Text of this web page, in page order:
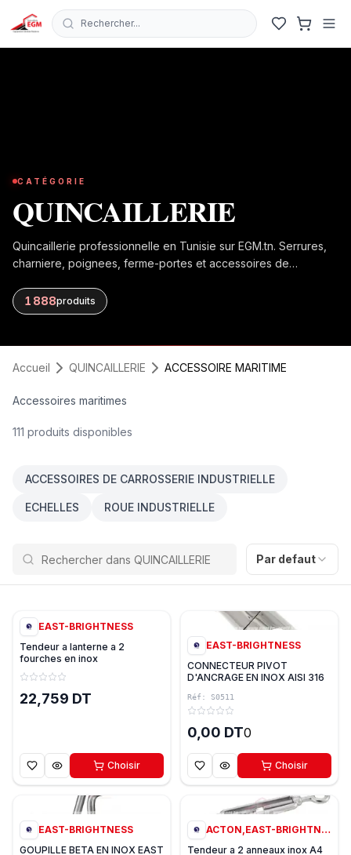
Rechercher...
CATÉGORIE
QUINCAILLERIE
Quincaillerie professionnelle en Tunisie sur EGM.tn. Serrures,
charniere, poignees, ferme-portes et accessoires de
amenagement.
1 888produits
Accueil QUINCAILLERIE ACCESSOIRE MARITIME
Accessoires maritimes
111 produits disponibles
ACCESSOIRES DE CARROSSERIE INDUSTRIELLE
ECHELLES ROUE INDUSTRIELLE
Par defaut
EAST-BRIGHTNESS
Tendeur a lanterne a 2
fourches en inox
22,759 DT
Choisir
EAST-BRIGHTNESS
CONNECTEUR PIVOT
D'ANCRAGE EN INOX AISI 316
Réf: S0511
0,00 DT0
Choisir
EAST-BRIGHTNESS
GOUPILLE BETA EN INOX EAST
ACTON,EAST-BRIGHTNESS
Tendeur a 2 anneaux inox A4